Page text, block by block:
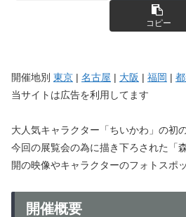
コピー
開催地別 東京 | 名古屋 | 大阪 | 福岡 |
当サイトは広告を利用してます
大人気キャラクター「ちいかわ」の初
今回の展覧会の為に描き下ろされた「
開の映像やキャラクターのフォトスポ
開催概要